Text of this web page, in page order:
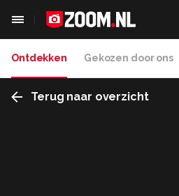
Ontdekken Gekozen door ons
Terug naar overzicht